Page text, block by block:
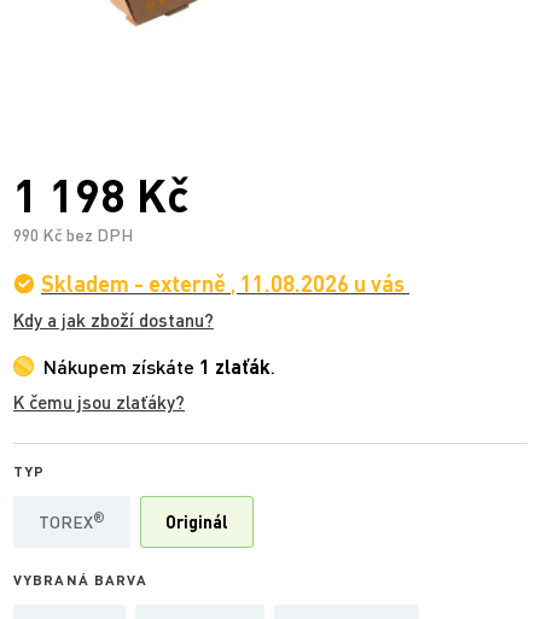
1 198 Kč
990 Kč bez DPH
Skladem - externě , 11.08.2026 u vás
Kdy a jak zboží dostanu?
Nákupem získáte 1 zlaťák.
K čemu jsou zlaťáky?
TYP
TOREX® Originál
VYBRANÁ BARVA